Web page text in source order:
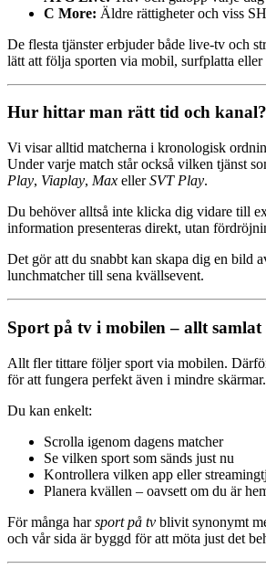
C More: Äldre rättigheter och viss
De flesta tjänster erbjuder både live-tv och
lätt att följa sporten via mobil, surfplatta eller
Hur hittar man rätt tid och kanal?
Vi visar alltid matcherna i kronologisk
Under varje match står också vilken tjänst
Play, Viaplay, Max ellerSVT Play.
Du behöver alltså inte klicka dig vidare till
information presenteras direkt, utan
Det gör att du snabbt kan skapa dig en bild
lunchmatcher till sena kvällsevent.
Sport på tv i mobilen – allt samlat
Allt fler tittare följer sport via mobilen.
för att fungera perfekt även i mindre skärmar.
Du kan enkelt:
Scrolla igenom dagens matcher
Se vilken sport som sänds just nu
Kontrollera vilken app eller
Planera kvällen – oavsett om du är
För många harsport på tv blivit synonymt
och vår sida är byggd för att möta just det